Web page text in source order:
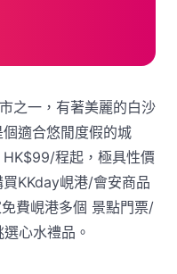
之一，有著美麗的白沙
適合悠閒度假的城
程起，極具性價
KKday峴港/會安商品
費峴港多個 景點門票/
心水禮品。